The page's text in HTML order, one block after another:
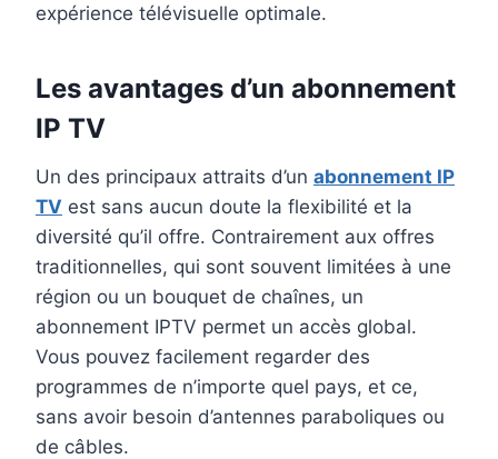
expérience télévisuelle optimale.
Les avantages d’un abonnement
IP TV
Un des principaux attraits d’un abonnement IP
TV est sans aucun doute la flexibilité et la
diversité qu’il offre. Contrairement aux offres
traditionnelles, qui sont souvent limitées à une
région ou un bouquet de chaînes, un
abonnement IPTV permet un accès global.
Vous pouvez facilement regarder des
programmes de n’importe quel pays, et ce,
sans avoir besoin d’antennes paraboliques ou
de câbles.